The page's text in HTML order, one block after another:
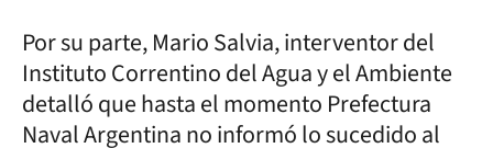
Por su parte, Mario Salvia, interventor del
Instituto Correntino del Agua y el Ambiente
detalló que hasta el momento Prefectura
Naval Argentina no informó lo sucedido al